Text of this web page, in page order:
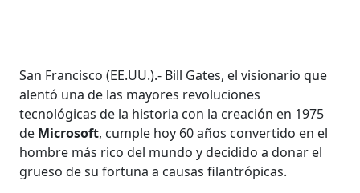
San Francisco (EE.UU.).- Bill Gates, el visionario que
alentó una de las mayores revoluciones
tecnológicas de la historia con la creación en 1975
de Microsoft, cumple hoy 60 años convertido en el
hombre más rico del mundo y decidido a donar el
grueso de su fortuna a causas filantrópicas.